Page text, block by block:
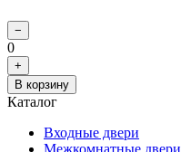
−
0
+
В корзину
Каталог
Входные двери